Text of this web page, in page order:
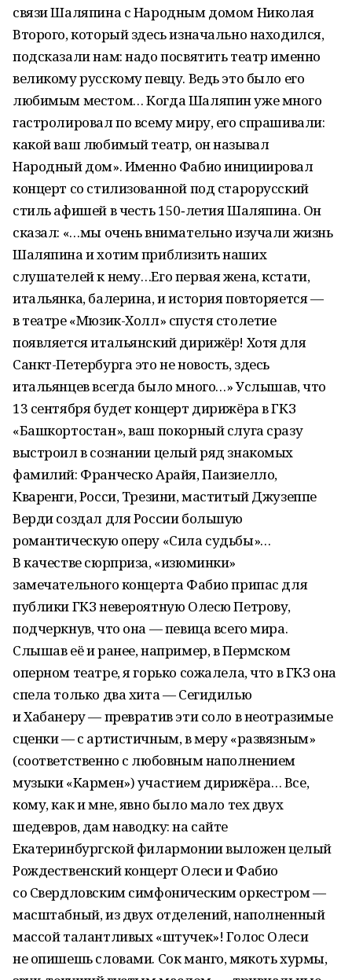
связи Шаляпина с Народным домом Николая
Второго, который здесь изначально находился,
подсказали нам: надо посвятить театр именно
великому русскому певцу. Ведь это было его
любимым местом… Когда Шаляпин уже много
гастролировал по всему миру, его спрашивали:
какой ваш любимый театр, он называл
Народный дом». Именно Фабио инициировал
концерт со стилизованной под старорусский
стиль афишей в честь 150‑летия Шаляпина. Он
сказал: «…мы очень внимательно изучали жизнь
Шаляпина и хотим приблизить наших
слушателей к нему…Его первая жена, кстати,
итальянка, балерина, и история повторяется —
в театре «Мюзик-Холл» спустя столетие
появляется итальянский дирижёр! Хотя для
Санкт-Петербурга это не новость, здесь
итальянцев всегда было много…» Услышав, что
13 сентября будет концерт дирижёра в ГКЗ
«Башкортостан», ваш покорный слуга сразу
выстроил в сознании целый ряд знакомых
фамилий: Франческо Арайя, Паизиелло,
Кваренги, Росси, Трезини, маститый Джузеппе
Верди создал для России большую
романтическую оперу «Сила судьбы»…
В качестве сюрприза, «изюминки»
замечательного концерта Фабио припас для
публики ГКЗ невероятную Олесю Петрову,
подчеркнув, что она — певица всего мира.
Слышав её и ранее, например, в Пермском
оперном театре, я горько сожалела, что в ГКЗ она
спела только два хита — Сегидилью
и Хабанеру — превратив эти соло в неотразимые
сценки — с артистичным, в меру «развязным»
(соответственно с любовным наполнением
музыки «Кармен») участием дирижёра… Все,
кому, как и мне, явно было мало тех двух
шедевров, дам наводку: на сайте
Екатеринбургской филармонии выложен целый
Рождественский концерт Олеси и Фабио
со Свердловским симфоническим оркестром —
масштабный, из двух отделений, наполненный
массой талантливых «штучек»! Голос Олеси
не опишешь словами. Сок манго, мякоть хурмы,